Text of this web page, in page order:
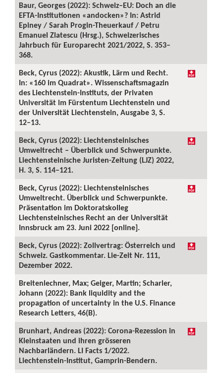
Baur, Georges (2022): Schweiz–EU: Doch an die
EFTA-Institutionen «andocken»? In: Astrid
Epiney / Sarah Progin-Theuerkauf / Petru
Emanuel Zlatescu (Hrsg.), Schweizerisches
Jahrbuch für Europarecht 2021/2022, S. 353–
368.
Beck, Cyrus (2022): Akustik, Lärm und Recht.
In: «160 im Quadrat». Wissenschaftsmagazin
des Liechtenstein-Instituts, der Privaten
Universität im Fürstentum Liechtenstein und
der Universität Liechtenstein, Ausgabe 3, S.
12–13.
Beck, Cyrus (2022): Liechtensteinisches
Umweltrecht – Überblick und Schwerpunkte.
Liechtensteinische Juristen-Zeitung (LJZ) 2022,
H. 3, S. 114–121.
Beck, Cyrus (2022): Liechtensteinisches
Umweltrecht. Überblick und Schwerpunkte.
Präsentation im Doktoratskolleg
Liechtensteinisches Recht an der Universität
Innsbruck am 23. Juni 2022 [online].
Beck, Cyrus (2022): Zollvertrag: Österreich und
Schweiz. Gastkommentar. Lie-Zeit Nr. 111,
Dezember 2022.
Breitenlechner, Max; Geiger, Martin; Scharler,
Johann (2022): Bank liquidity and the
propagation of uncertainty in the U.S. Finance
Research Letters, 46(B).
Brunhart, Andreas (2022): Corona-Rezession in
Kleinstaaten und ihren grösseren
Nachbarländern. LI Facts 1/2022.
Liechtenstein-Institut, Gamprin-Bendern.